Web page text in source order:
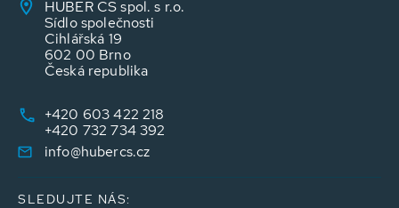
HUBER CS spol. s r.o.
Sídlo společnosti
Cihlářská 19
602 00 Brno
Česká republika
+420 603 422 218
+420 732 734 392
info@hubercs.cz
SLEDUJTE NÁS: